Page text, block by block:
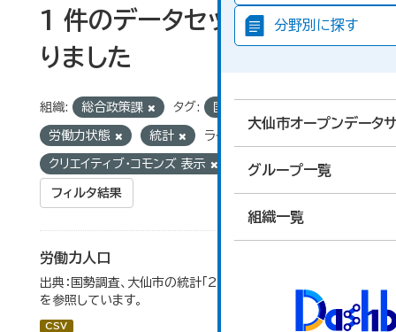
分野別に探す
大仙市オープンデータ
グループ一覧
組織一覧
1 件のデータセットが見つか
りました
組織: 総合政策課 タグ: 国勢調査
労働力状態 統計 ライセンス:
クリエイティブ・コモンズ 表示
フィルタ結果
労働力人口
出典：国勢調査、大仙市の統計「2-6 労働力人口」のデータ
を参照しています。
CSV